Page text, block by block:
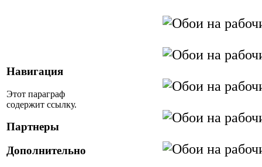
Навигация
Этот параграф
содержит ссылку.
Партнеры
Дополнительно